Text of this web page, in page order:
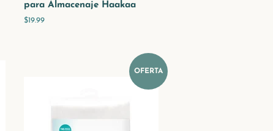
para Almacenaje Haakaa
Precio
$19.99
OFERTA